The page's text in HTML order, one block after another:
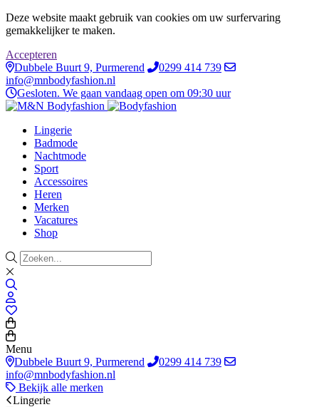
Deze website maakt gebruik van cookies om uw surfervaring
gemakkelijker te maken.
Accepteren
Dubbele Buurt 9, Purmerend
0299 414 739
info@mnbodyfashion.nl
Gesloten. We gaan vandaag open om 09:30 uur
Lingerie
Badmode
Nachtmode
Sport
Accessoires
Heren
Merken
Vacatures
Shop
Menu
Dubbele Buurt 9, Purmerend
0299 414 739
info@mnbodyfashion.nl
Bekijk alle merken
Lingerie